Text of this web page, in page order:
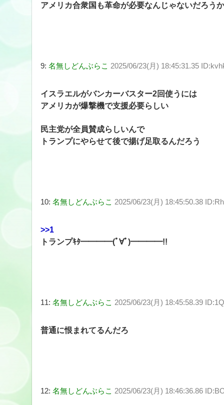
アメリカ合衆国も革命が必要なんじゃないだろうか
9: 名無しどんぶらこ 2025/06/23(月) 18:45:31.35
イスラエルがバンカーバスター2回使うには
アメリカが爆撃機で支援必要らしい
民主党が全員賛成らしいんで
トランプにやらせて後で揚げ足取るんだろう
10: 名無しどんぶらこ 2025/06/23(月) 18:45:50.38
>>1
トランプｷﾀ━━━━(ﾟ∀ﾟ)━━━━!!
11: 名無しどんぶらこ 2025/06/23(月) 18:45:58.39
普通に恨まれてるんだろ
12: 名無しどんぶらこ 2025/06/23(月) 18:46:36.86